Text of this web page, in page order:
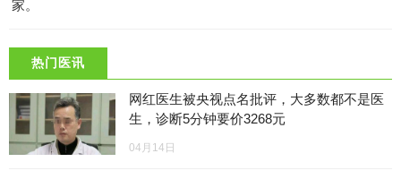
家。
热门医讯
网红医生被央视点名批评，大多数都不是医
生，诊断5分钟要价3268元
04月14日